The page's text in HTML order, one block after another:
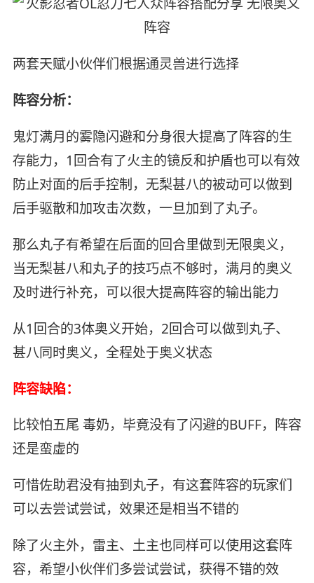
两套天赋小伙伴们根据通灵兽进行选择
阵容分析：
鬼灯满月的雾隐闪避和分身很大提高了阵容的生
存能力，1回合有了火主的镜反和护盾也可以有效
防止对面的后手控制，无梨甚八的被动可以做到
后手驱散和加攻击次数，一旦加到了丸子。
那么丸子有希望在后面的回合里做到无限奥义，
当无梨甚八和丸子的技巧点不够时，满月的奥义
及时进行补充，可以很大提高阵容的输出能力
从1回合的3体奥义开始，2回合可以做到丸子、
甚八同时奥义，全程处于奥义状态
阵容缺陷：
比较怕五尾 毒奶，毕竟没有了闪避的BUFF，阵容
还是蛮虚的
可惜佐助君没有抽到丸子，有这套阵容的玩家们
可以去尝试尝试，效果还是相当不错的
除了火主外，雷主、土主也同样可以使用这套阵
容，希望小伙伴们多尝试尝试，获得不错的效